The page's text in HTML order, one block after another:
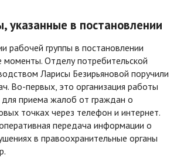
указанные в постановлении
рабочей группы в постановлении
моменты. Отделу потребительской
Ларисы Безирьяновой поручили
Во-первых, это организация работы
для приема жалоб от граждан о
точках через телефон и интернет.
передача информации о
в правоохранительные органы